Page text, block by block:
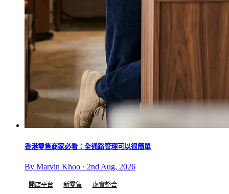
香港零售商家必看：全通路管理可以很簡單
By Marvin Khoo · 2nd Aug, 2026
開店平台 新零售 虛實整合